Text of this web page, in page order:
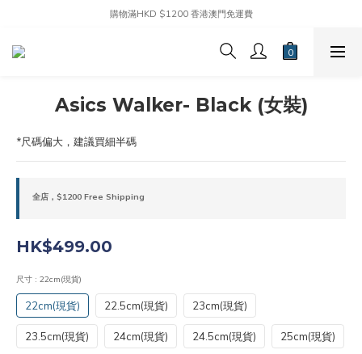
購物滿HKD $1200 香港澳門免運費
Asics Walker- Black (女裝)
*尺碼偏大，建議買細半碼
全店，$1200 Free Shipping
HK$499.00
尺寸 : 22cm(現貨)
22cm(現貨) 22.5cm(現貨) 23cm(現貨)
23.5cm(現貨) 24cm(現貨) 24.5cm(現貨) 25cm(現貨)